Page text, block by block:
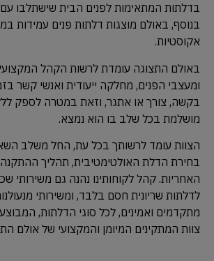
בדלתות המתאימות לפנים הבית שישתלבו עם
בנוסף, באולם מוצגות דלתות פנים עמידות
אקוסטיות.
באולם התצוגה עומדת לרשות הקהל
ומעצבי הפנים, מחלקה ייעודית ואנשי קשר
בקשה, צורך או אתגר, וזאת במטרה לספק
מושלמת בכל שלב בו הוא נמצא.
הצוות עומד לרשותך בכל עת, החל משלב
בחירת הדלת האולטימטיבית, תהליך
האחריות. קהל לקוחותינו נהנה גם משירותי
לדלתות שריונית חסם בלבד, ומשירותי
מתקדמים ואמינים, לכל סוגי הדלתות,
צוות המתקינים המיומן והמקצועי של אולם